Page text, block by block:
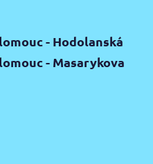
- Hodolanská
- Masarykova